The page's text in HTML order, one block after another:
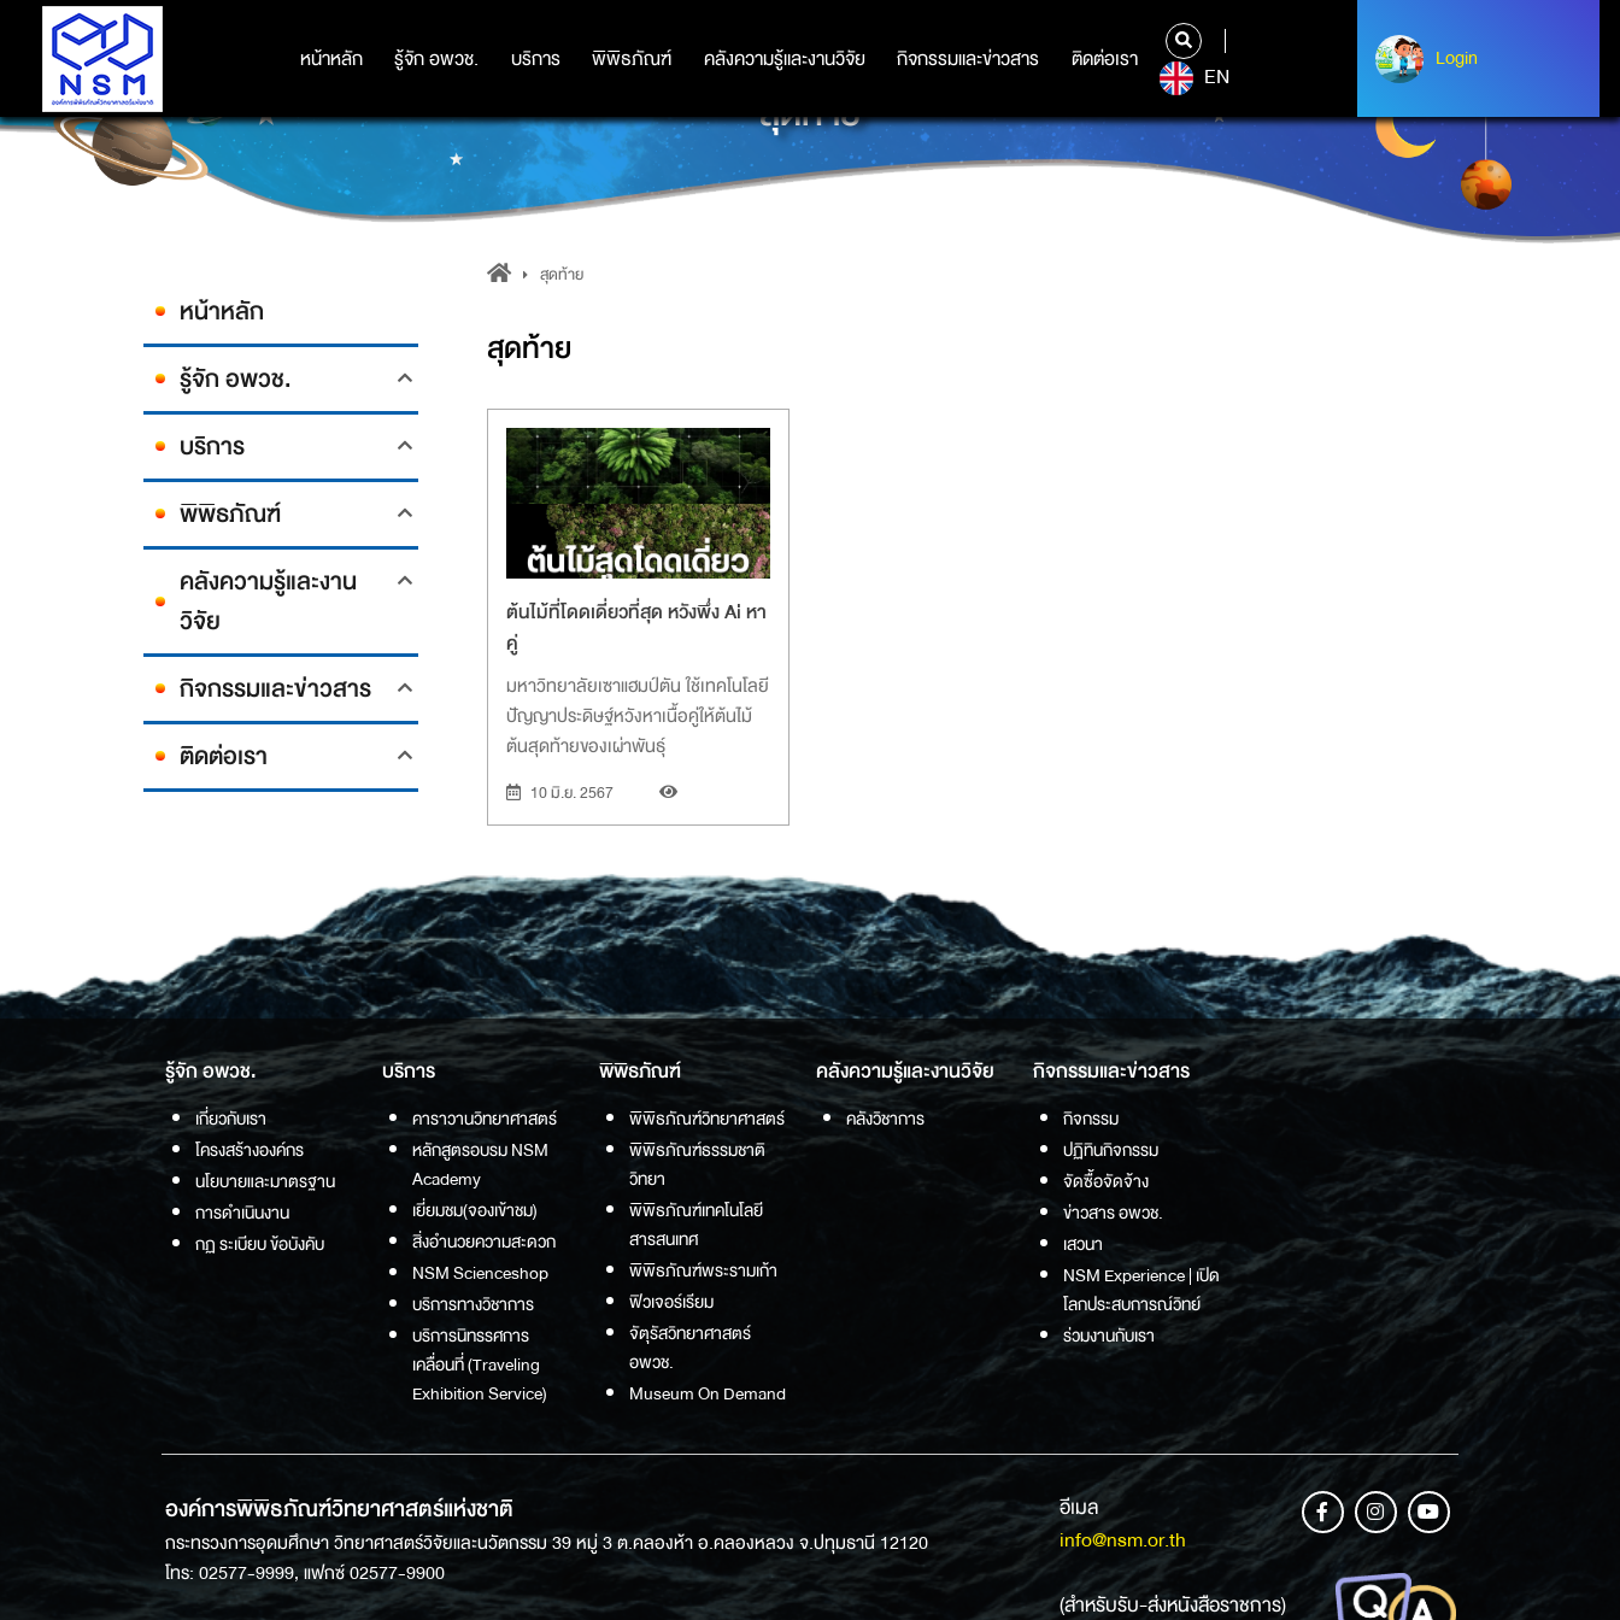
หน้าหลัก รู้จัก อพวช. บริการ พิพิธภัณฑ์ คลังความรู้และงานวิจัย กิจกรรมและข่าวสาร ติดต่อเรา
หน้าหลัก รู้จัก อพวช. บริการ พิพิธภัณฑ์ คลังความรู้และงานวิจัย กิจกรรมและข่าวสาร ติดต่อเรา
EN
Login
Albert Einstein
สุดท้าย
หน้าหลัก
รู้จัก อพวช.
บริการ
พิพิธภัณฑ์
คลังความรู้และงาน
วิจัย
กิจกรรมและข่าวสาร
ติดต่อเรา
สุดท้าย
สุดท้าย
ต้นไม้ที่โดดเดี่ยวที่สุด หวังพึ่ง Ai หา
คู่
มหาวิทยาลัยเซาแฮมป์ตัน ใช้เทคโนโลยี
ปัญญาประดิษฐ์หวังหาเนื้อคู่ให้ต้นไม้
ต้นสุดท้ายของเผ่าพันธุ์
10 มิ.ย. 2567
รู้จัก อพวช.
เกี่ยวกับเรา
โครงสร้างองค์กร
นโยบายและมาตรฐาน
การดำเนินงาน
กฏ ระเบียบ ข้อบังคับ
บริการ
คาราวานวิทยาศาสตร์
หลักสูตรอบรม NSM
Academy
เยี่ยมชม(จองเข้าชม)
สิ่งอำนวยความสะดวก
NSM Scienceshop
บริการทางวิชาการ
บริการนิทรรศการ
เคลื่อนที่ (Traveling
Exhibition Service)
พิพิธภัณฑ์
พิพิธภัณฑ์วิทยาศาสตร์
พิพิธภัณฑ์ธรรมชาติ
วิทยา
พิพิธภัณฑ์เทคโนโลยี
สารสนเทศ
พิพิธภัณฑ์พระรามเก้า
ฟิวเจอร์เรียม
จัตุรัสวิทยาศาสตร์
อพวช.
Museum On Demand
คลังความรู้และงานวิจัย
คลังวิชาการ
กิจกรรมและข่าวสาร
กิจกรรม
ปฏิทินกิจกรรม
จัดซื้อจัดจ้าง
ข่าวสาร อพวช.
เสวนา
NSM Experience | เปิด
โลกประสบการณ์วิทย์
ร่วมงานกับเรา
องค์การพิพิธภัณฑ์วิทยาศาสตร์แห่งชาติ
กระทรวงการอุดมศึกษา วิทยาศาสตร์วิจัยและนวัตกรรม 39 หมู่ 3 ต.คลองห้า อ.คลองหลวง จ.ปทุมธานี 12120
โทร: 02577-9999, แฟกซ์ 02577-9900
อีเมล
info@nsm.or.th
(สำหรับรับ-ส่งหนังสือราชการ)